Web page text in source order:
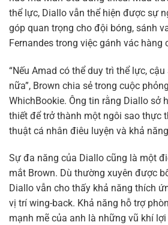
thể lực, Diallo vẫn thể hiện được sự
góp quan trọng cho đội bóng, sánh
Fernandes trong việc gánh vác hàng
“Nếu Amad có thể duy trì thể lực,
nữa”, Brown chia sẻ trong cuộc
WhichBookie. Ông tin rằng Diallo sở
thiết để trở thành một ngôi sao thực
thuật cá nhân điêu luyện và khả
Sự đa năng của Diallo cũng là một
mắt Brown. Dù thường xuyên được
Diallo vẫn cho thấy khả năng thích
vị trí wing-back. Khả năng hỗ trợ
mạnh mẽ của anh là những vũ khí